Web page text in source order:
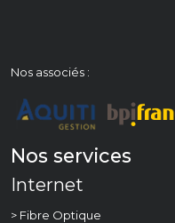
Nos associés :
Nos services
Internet
> Fibre Optique